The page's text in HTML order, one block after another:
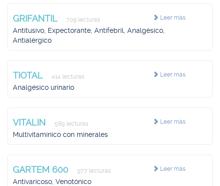
Leer más
GRIFANTIL 709 lecturas
Antitusivo, Expectorante, Antifebril, Analgésico,
Antialérgico
Leer más
TIOTAL 414 lecturas
Analgésico urinario
Leer más
VITALIN 589 lecturas
Multivitamínico con minerales
Leer más
GARTEM 600 977 lecturas
Antivaricoso, Venotónico